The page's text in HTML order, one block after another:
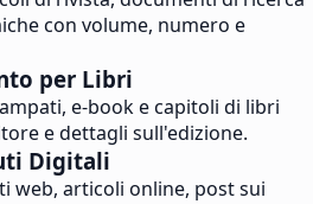
con volume, numero e
per Libri
e-book e capitoli di libri
e dettagli sull'edizione.
Digitali
web, articoli online, post sui